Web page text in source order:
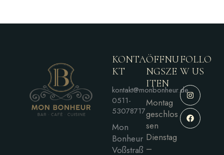
KONTA
KT
kontakt@monbonheur.de
0511-
53078717
Mon
Bonheur
Voßstraß
ÖFFNU
NGSZE
ITEN
Montag
geschlos
sen
Dienstag
–
FOLLO
W US